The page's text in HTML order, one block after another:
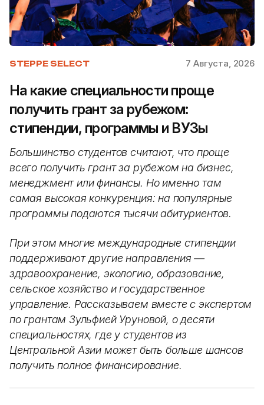
STEPPE SELECT 7 Августа, 2026
На какие специальности проще
получить грант за рубежом:
стипендии, программы и ВУЗы
Большинство студентов считают, что проще
всего получить грант за рубежом на бизнес,
менеджмент или финансы. Но именно там
самая высокая конкуренция: на популярные
программы подаются тысячи абитуриентов.
При этом многие международные стипендии
поддерживают другие направления —
здравоохранение, экологию, образование,
сельское хозяйство и государственное
управление. Рассказываем вместе с экспертом
по грантам Зульфией Уруновой, о десяти
специальностях, где у студентов из
Центральной Азии может быть больше шансов
получить полное финансирование.